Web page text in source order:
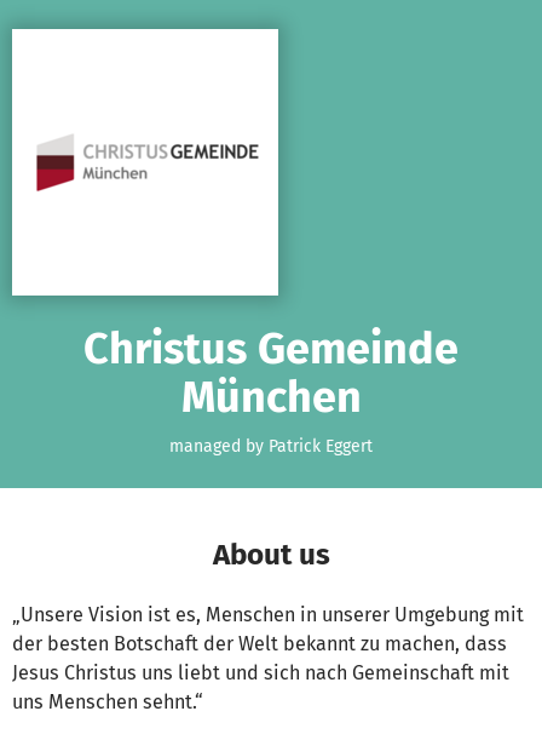
Christus Gemeinde
München
managed by Patrick Eggert
About us
„Unsere Vision ist es, Menschen in unserer Umgebung mit
der besten Botschaft der Welt bekannt zu machen, dass
Jesus Christus uns liebt und sich nach Gemeinschaft mit
uns Menschen sehnt.“